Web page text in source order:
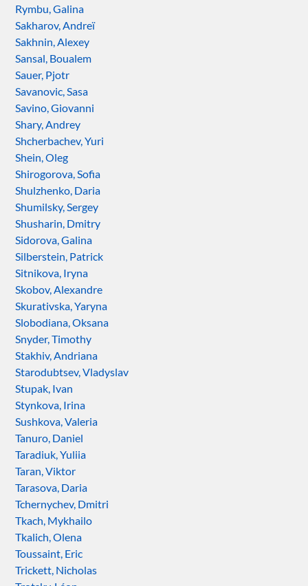
Rymbu, Galina
Sakharov, Andreï
Sakhnin, Alexey
Sansal, Boualem
Sauer, Pjotr
Savanovic, Sasa
Savino, Giovanni
Shary, Andrey
Shcherbachev, Yuri
Shein, Oleg
Shirogorova, Sofia
Shulzhenko, Daria
Shumilsky, Sergey
Shusharin, Dmitry
Sidorova, Galina
Silberstein, Patrick
Sitnikova, Iryna
Skobov, Alexandre
Skurativska, Yaryna
Slobodiana, Oksana
Snyder, Timothy
Stakhiv, Andriana
Starodubtsev, Vladyslav
Stupak, Ivan
Stynkova, Irina
Sushkova, Valeria
Tanuro, Daniel
Taradiuk, Yuliia
Taran, Viktor
Tarasova, Daria
Tchernychev, Dmitri
Tkach, Mykhailo
Tkalich, Olena
Toussaint, Eric
Trickett, Nicholas